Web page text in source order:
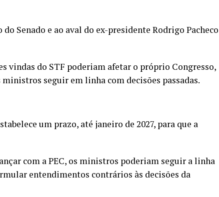
Senado e ao aval do ex-presidente Rodrigo Pacheco
vindas do STF poderiam afetar o próprio Congresso,
seguir em linha com decisões passadas.
um prazo, até janeiro de 2027, para que a
com a PEC, os ministros poderiam seguir a linha
entendimentos contrários às decisões da